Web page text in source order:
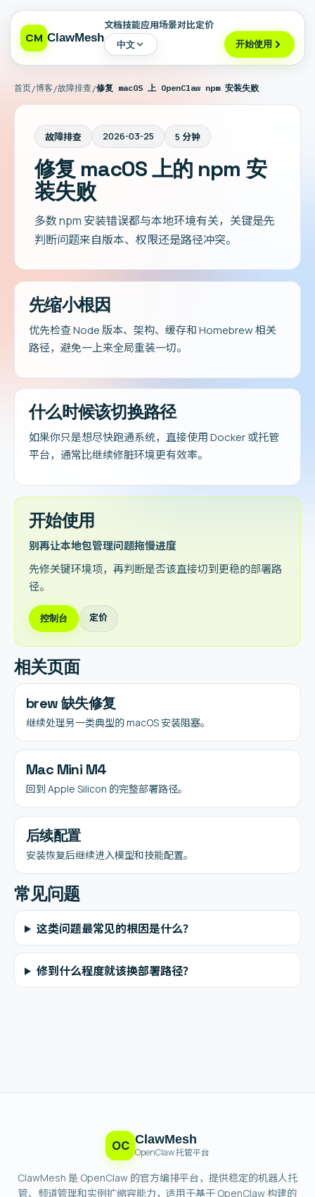
CM ClawMesh
文档技能应用场景对比定价
中文 开始使用
首页/博客/故障排查 /修复 macOS 上 OpenClaw npm 安装失败
故障排查 2026-03-25 5 分钟
修复 macOS 上的 npm 安
装失败
多数 npm 安装错误都与本地环境有关，关键是先
判断问题来自版本、权限还是路径冲突。
先缩小根因
优先检查 Node 版本、架构、缓存和 Homebrew 相关
路径，避免一上来全局重装一切。
什么时候该切换路径
如果你只是想尽快跑通系统，直接使用 Docker 或托管
平台，通常比继续修脏环境更有效率。
开始使用
别再让本地包管理问题拖慢进度
先修关键环境项，再判断是否该直接切到更稳的部署路
径。
控制台 定价
相关页面
brew 缺失修复
继续处理另一类典型的 macOS 安装阻塞。
Mac Mini M4
回到 Apple Silicon 的完整部署路径。
后续配置
安装恢复后继续进入模型和技能配置。
常见问题
这类问题最常见的根因是什么？
修到什么程度就该换部署路径？
OC ClawMesh
OpenClaw 托管平台
ClawMesh 是 OpenClaw 的官方编排平台，提供稳定的机器人托
管、频道管理和实例扩缩容能力，适用于基于 OpenClaw 构建的